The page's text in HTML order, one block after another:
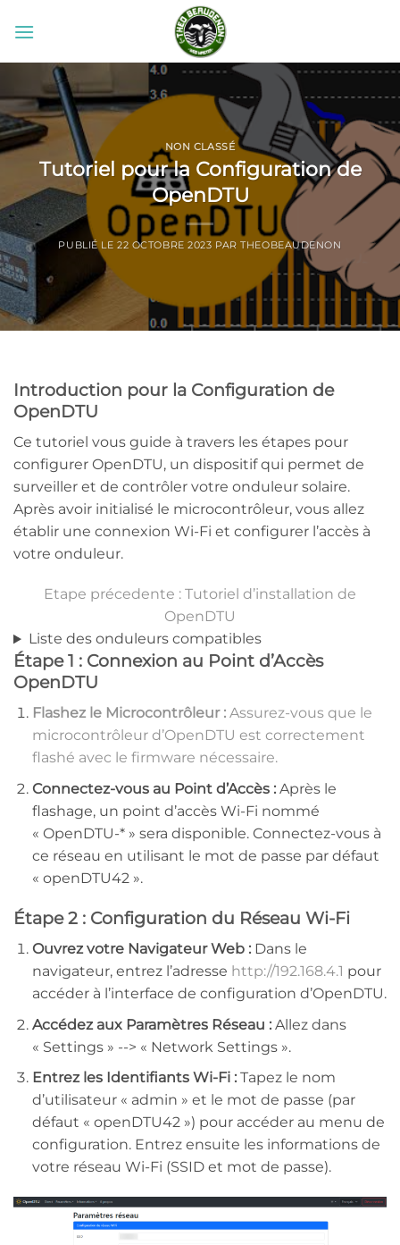
au
NON CLASSÉ
Tutoriel pour la Configuration de
OpenDTU
PUBLIÉ LE22 OCTOBRE 2023 PARTHEOBEAUDENON
Introduction pour la Configuration de
OpenDTU
Ce tutoriel vous guide à travers les étapes pour
configurer OpenDTU, un dispositif qui permet de
surveiller et de contrôler votre onduleur solaire.
Après avoir initialisé le microcontrôleur, vous allez
établir une connexion Wi-Fi et configurer l’accès à
votre onduleur.
Etape précedente : Tutoriel d’installation de
OpenDTU
Liste des onduleurs compatibles
Étape 1 : Connexion au Point d’Accès
OpenDTU
Flashez le Microcontrôleur :Assurez-vous que le
microcontrôleur d’OpenDTU est correctement
flashé avec le firmware nécessaire.
Connectez-vous au Point d’Accès :Après le
flashage, un point d’accès Wi-Fi nommé
« OpenDTU-* » sera disponible. Connectez-vous à
ce réseau en utilisant le mot de passe par défaut
« openDTU42 ».
Étape 2 : Configuration du Réseau Wi-Fi
Ouvrez votre Navigateur Web :Dans le
navigateur, entrez l’adresse http://192.168.4.1 pour
accéder à l’interface de configuration d’OpenDTU.
Accédez aux Paramètres Réseau :Allez dans
« Settings » --> « Network Settings ».
Entrez les Identifiants Wi-Fi :Tapez le nom
d’utilisateur « admin » et le mot de passe (par
défaut « openDTU42 ») pour accéder au menu de
configuration. Entrez ensuite les informations de
votre réseau Wi-Fi (SSID et mot de passe).